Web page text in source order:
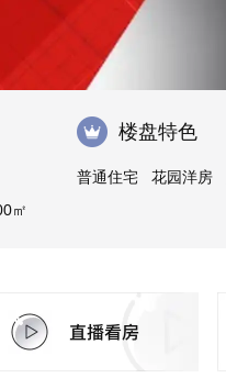
㎡
楼盘特色
普通住宅 花园洋房